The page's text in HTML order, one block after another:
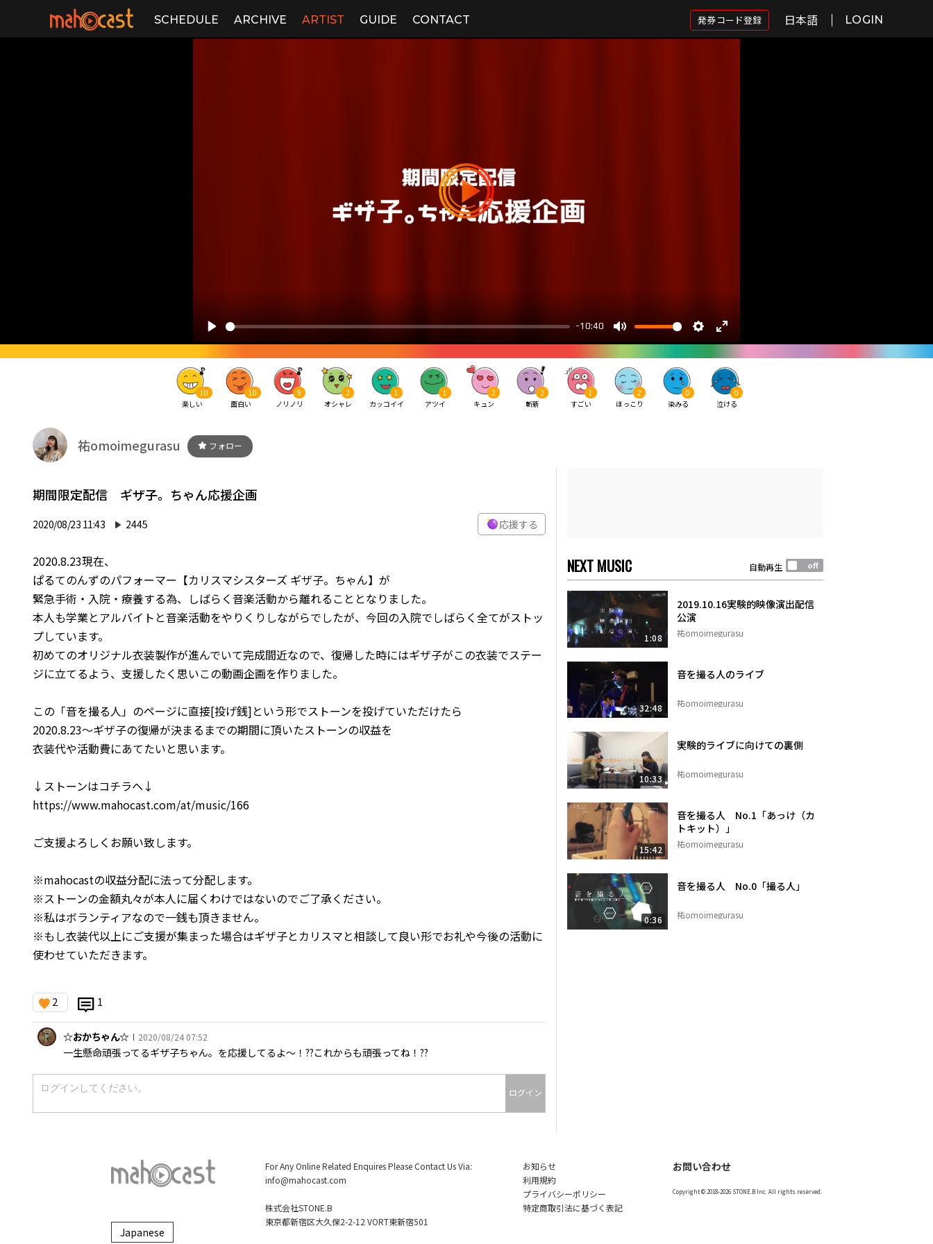
SCHEDULE ARCHIVE ARTIST GUIDE CONTACT 発券コード登録 日本語 LOGIN
10
楽しい
10
面白い
9
ノリノリ
2
オシャレ
1
カッコイイ
1
アツイ
2
キュン
2
斬新
1
すごい
2
ほっこり
0
染みる
0
泣ける
祐omoimegurasu フォロー
期間限定配信 ギザ子。ちゃん応援企画
2020/08/23 11:43 2445 応援する
2020.8.23現在、
ぱるてのんずのパフォーマー【カリスマシスターズ ギザ子。ちゃん】が
緊急手術・入院・療養する為、しばらく音楽活動から離れることとなりました。
本人も学業とアルバイトと音楽活動をやりくりしながらでしたが、今回の入院でしばらく全てがストッ
プしています。
初めてのオリジナル衣装製作が進んでいて完成間近なので、復帰した時にはギザ子がこの衣装でステー
ジに立てるよう、支援したく思いこの動画企画を作りました。
この「音を撮る人」のページに直接[投げ銭]という形でストーンを投げていただけたら
2020.8.23〜ギザ子の復帰が決まるまでの期間に頂いたストーンの収益を
衣装代や活動費にあてたいと思います。
↓ストーンはコチラヘ↓
https://www.mahocast.com/at/music/166
ご支援よろしくお願い致します。
※mahocastの収益分配に法って分配します。
※ストーンの金額丸々が本人に届くわけではないのでご了承ください。
※私はボランティアなので一銭も頂きません。
※もし衣装代以上にご支援が集まった場合はギザ子とカリスマと相談して良い形でお礼や今後の活動に
使わせていただきます。
2 1
☆おかちゃん☆ 2020/08/24 07:52
一生懸命頑張ってるギザ子ちゃん。を応援してるよ〜！??これからも頑張ってね！??
ログイン
NEXT MUSIC 自動再生
1:08
2019.10.16実験的映像演出配信
公演
祐omoimegurasu
32:48
音を撮る人のライブ
祐omoimegurasu
10:33
実験的ライブに向けての裏側
祐omoimegurasu
15:42
音を撮る人 No.1「あっけ（カ
トキット）」
祐omoimegurasu
0:36
音を撮る人 No.0「撮る人」
祐omoimegurasu
For Any Online Related Enquires Please Contact Us Via:
info@mahocast.com
株式会社STONE.B
東京都新宿区大久保2-2-12 VORT東新宿501
お知らせ
利用規約
プライバシーポリシー
特定商取引法に基づく表記
お問い合わせ
Copyright © 2018-2026 STONE.B Inc. All rights reserved.